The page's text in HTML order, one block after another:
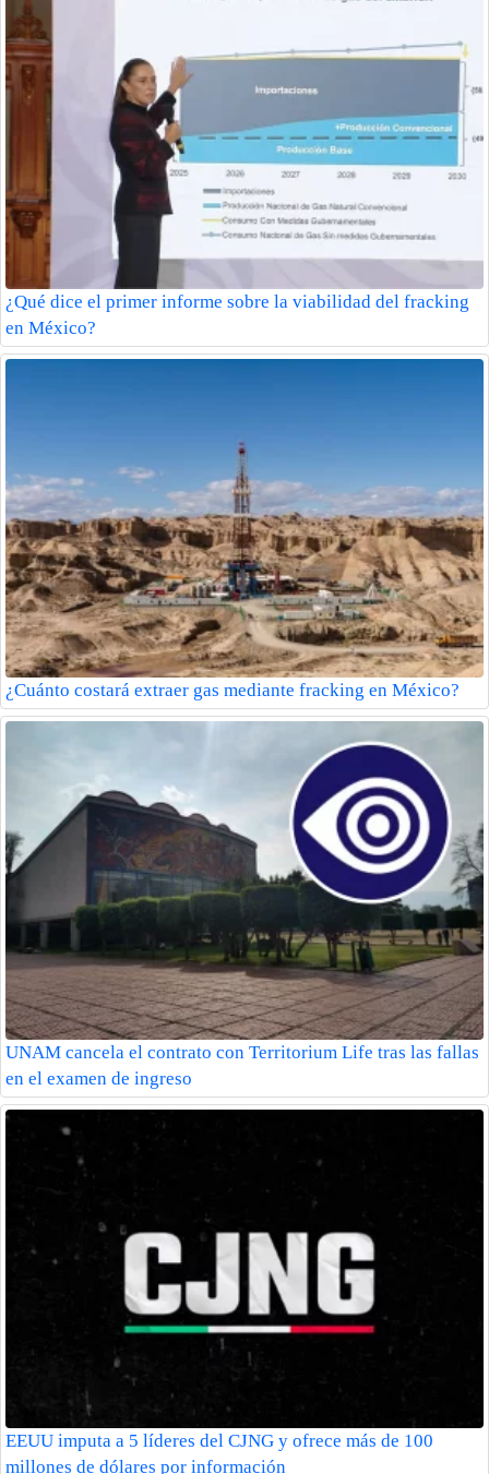
¿Qué dice el primer informe sobre la viabilidad del fracking
en México?
¿Cuánto costará extraer gas mediante fracking en México?
UNAM cancela el contrato con Territorium Life tras las fallas
en el examen de ingreso
EEUU imputa a 5 líderes del CJNG y ofrece más de 100
millones de dólares por información